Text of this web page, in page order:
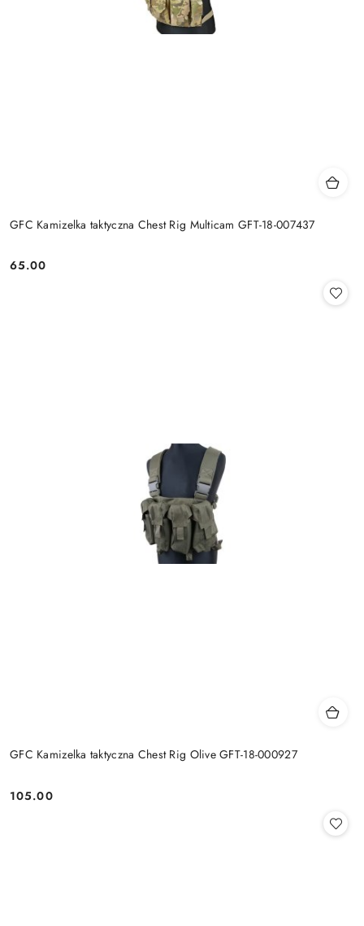
GFC Kamizelka taktyczna Chest Rig Multicam GFT-18-007437
Cena:
65.00
GFC Kamizelka taktyczna Chest Rig Olive GFT-18-000927
Cena:
105.00